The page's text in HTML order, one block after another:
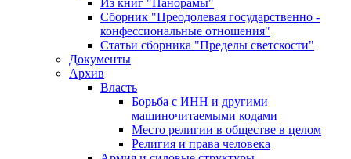
Из книг "Панорамы"
Сборник "Преодолевая государственно -
конфессиональные отношения"
Статьи сборника "Пределы светскости"
Документы
Архив
Власть
Борьба с ИНН и другими
машиночитаемыми кодами
Место религии в обществе в целом
Религия и права человека